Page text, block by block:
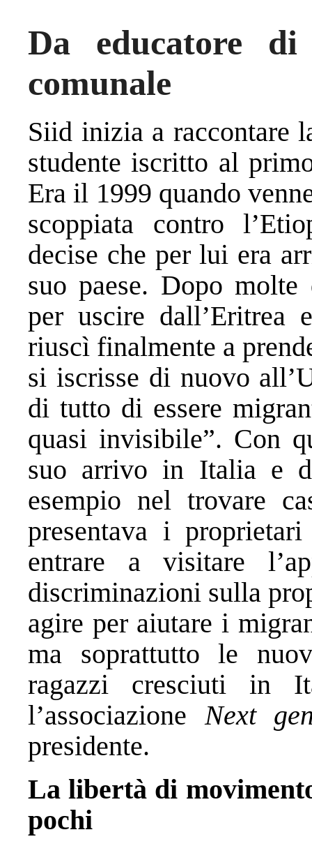
Da educatore
comunale
Siid inizia a raccontare
studente iscritto al
Era il 1999 quando
scoppiata contro
decise che per lui era
suo paese. Dopo
per uscire
riuscì finalmente a
si iscrisse di nuovo
di tutto di essere
quasi invisibile”. Con
suo arrivo in Italia e
esempio nel trovare
presentava i
entrare a visitare
discriminazioni sulla
agire per aiutare i
ma soprattutto le
ragazzi cresciuti in
l’associazione Next
presidente.
La libertà di
pochi